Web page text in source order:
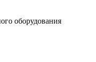
оборудования